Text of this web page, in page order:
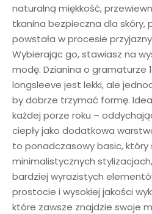
naturalną miękkość,
tkanina bezpieczna dla skóry,
powstała w procesie
Wybierając go, stawiasz na
modę. Dzianina o gramaturze
longsleeve jest lekki, ale
by dobrze trzymać formę.
każdej porze roku –
ciepły jako dodatkowa
to ponadczasowy basic, który
minimalistycznych
bardziej wyrazistych
prostocie i wysokiej jakości
które zawsze znajdzie swoje